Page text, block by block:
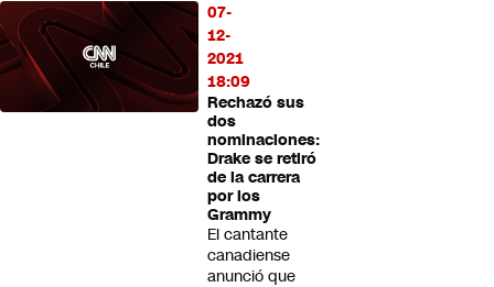
07-
12-
2021
18:09
Rechazó sus
dos
nominaciones:
Drake se retiró
de la carrera
por los
Grammy
El cantante
canadiense
anunció que